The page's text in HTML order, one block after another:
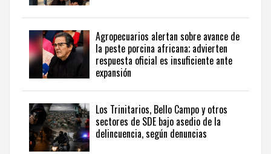
país
desde
una
perspectiva
internacional,
visite
the
latest
news
from
the
Dominican
Agropecuarios alertan sobre avance de
la peste porcina africana; advierten
respuesta oficial es insuficiente ante
expansión
Los Trinitarios, Bello Campo y otros
sectores de SDE bajo asedio de la
delincuencia, según denuncias